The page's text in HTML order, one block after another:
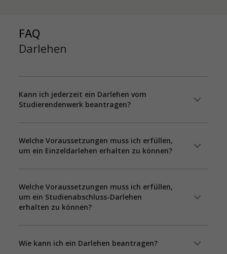
FAQ
Darlehen
Kann ich jederzeit ein Darlehen vom
Studierendenwerk beantragen?
Welche Voraussetzungen muss ich erfüllen,
um ein Einzeldarlehen erhalten zu können?
Welche Voraussetzungen muss ich erfüllen,
um ein Studienabschluss-Darlehen
erhalten zu können?
Wie kann ich ein Darlehen beantragen?